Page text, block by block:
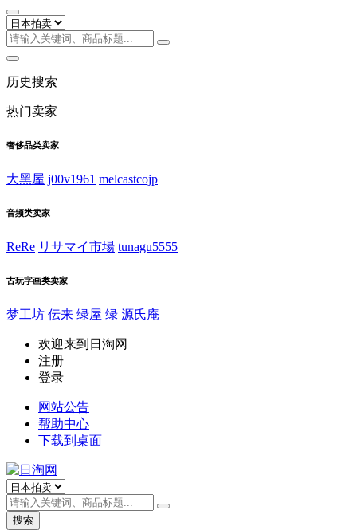
历史搜索
热门卖家
奢侈品类卖家
大黑屋 j00v1961 melcastcojp
音频类卖家
ReRe リサマイ市場 tunagu5555
古玩字画类卖家
梦工坊 伝来 绿屋 绿 源氏庵
欢迎来到日淘网
注册
登录
网站公告
帮助中心
下载到桌面
搜索